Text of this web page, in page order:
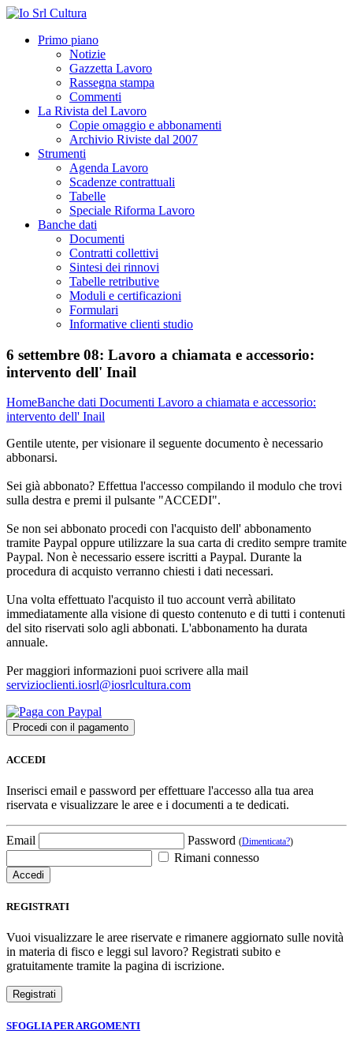
Primo piano
Notizie
Gazzetta Lavoro
Rassegna stampa
Commenti
La Rivista del Lavoro
Copie omaggio e abbonamenti
Archivio Riviste dal 2007
Strumenti
Agenda Lavoro
Scadenze contrattuali
Tabelle
Speciale Riforma Lavoro
Banche dati
Documenti
Contratti collettivi
Sintesi dei rinnovi
Tabelle retributive
Moduli e certificazioni
Formulari
Informative clienti studio
6 settembre 08: Lavoro a chiamata e accessorio:
intervento dell' Inail
HomeBanche dati Documenti Lavoro a chiamata e accessorio:
intervento dell' Inail
Gentile utente, per visionare il seguente documento è necessario
abbonarsi.
Sei già abbonato? Effettua l'accesso compilando il modulo che trovi
sulla destra e premi il pulsante "ACCEDI".
Se non sei abbonato procedi con l'acquisto dell' abbonamento
tramite Paypal oppure utilizzare la sua carta di credito sempre tramite
Paypal. Non è necessario essere iscritti a Paypal. Durante la
procedura di acquisto verranno chiesti i dati necessari.
Una volta effettuato l'acquisto il tuo account verrà abilitato
immediatamente alla visione di questo contenuto e di tutti i contenuti
del sito riservati solo agli abbonati. L'abbonamento ha durata
annuale.
Per maggiori informazioni puoi scrivere alla mail
servizioclienti.iosrl@iosrlcultura.com
ACCEDI
Inserisci email e password per effettuare l'accesso alla tua area
riservata e visualizzare le aree e i documenti a te dedicati.
Email Password (Dimenticata?)
Rimani connesso
REGISTRATI
Vuoi visualizzare le aree riservate e rimanere aggiornato sulle novità
in materia di fisco e leggi sul lavoro? Registrati subito e
gratuitamente tramite la pagina di iscrizione.
SFOGLIA PER ARGOMENTI